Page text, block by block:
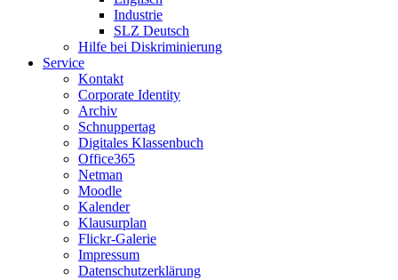
Industrie
SLZ Deutsch
Hilfe bei Diskriminierung
Service
Kontakt
Corporate Identity
Archiv
Schnuppertag
Digitales Klassenbuch
Office365
Netman
Moodle
Kalender
Klausurplan
Flickr-Galerie
Impressum
Datenschutzerklärung